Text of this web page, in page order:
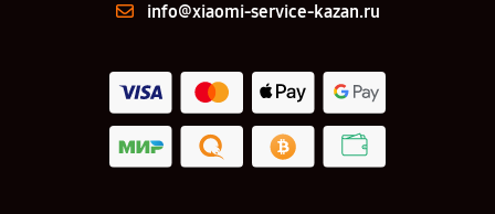
info@xiaomi-service-kazan.ru